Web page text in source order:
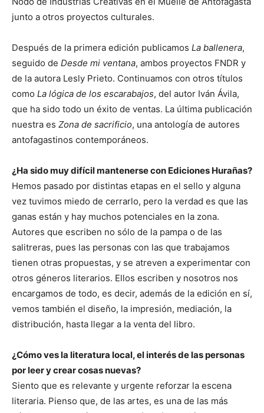
junto a otros proyectos culturales.
Después de la primera edición publicamos La ballenera,
seguido de Desde mi ventana, ambos proyectos FNDR y
de la autora Lesly Prieto. Continuamos con otros títulos
como La lógica de los escarabajos, del autor Iván Ávila,
que ha sido todo un éxito de ventas. La última publicación
nuestra es Zona de sacrificio, una antología de autores
antofagastinos contemporáneos.
¿Ha sido muy difícil mantenerse con Ediciones Hurañas?
Hemos pasado por distintas etapas en el sello y alguna
vez tuvimos miedo de cerrarlo, pero la verdad es que las
ganas están y hay muchos potenciales en la zona.
Autores que escriben no sólo de la pampa o de las
salitreras, pues las personas con las que trabajamos
tienen otras propuestas, y se atreven a experimentar con
otros géneros literarios. Ellos escriben y nosotros nos
encargamos de todo, es decir, además de la edición en sí,
vemos también el diseño, la impresión, mediación, la
distribución, hasta llegar a la venta del libro.
¿Cómo ves la literatura local, el interés de las personas
por leer y crear cosas nuevas?
Siento que es relevante y urgente reforzar la escena
literaria. Pienso que, de las artes, es una de las más